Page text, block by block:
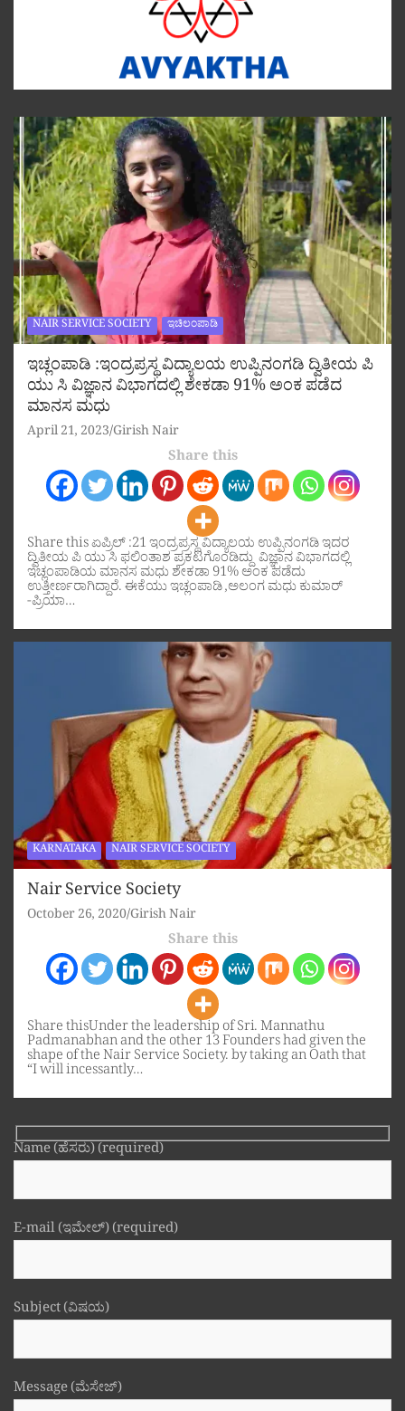
NAIR SERVICE SOCIETY ಇಚಿಲಂಪಾಡಿ
ಇಚ್ಲಂಪಾಡಿ :ಇಂದ್ರಪ್ರಸ್ಥ ವಿದ್ಯಾಲಯ ಉಪ್ಪಿನಂಗಡಿ ದ್ವಿತೀಯ ಪಿ
ಯು ಸಿ ವಿಜ್ಞಾನ ವಿಭಾಗದಲ್ಲಿ ಶೇಕಡಾ 91% ಅಂಕ ಪಡೆದ
ಮಾನಸ ಮಧು
April 21, 2023 Girish Nair
Share this
Share this ಏಪ್ರಿಲ್ :21 ಇಂದ್ರಪ್ರಸ್ಥ ವಿದ್ಯಾಲಯ ಉಪ್ಪಿನಂಗಡಿ ಇದರ
ದ್ವಿತೀಯ ಪಿ ಯು ಸಿ ಫಲಿಂತಾಶ ಪ್ರಕಟಗೊಂಡಿದ್ದು ವಿಜ್ಞಾನ ವಿಭಾಗದಲ್ಲಿ
ಇಚ್ಲಂಪಾಡಿಯ ಮಾನಸ ಮಧು ಶೇಕಡಾ 91% ಅಂಕ ಪಡೆದು
ಉತ್ತೀರ್ಣರಾಗಿದ್ದಾರೆ. ಈಕೆಯು ಇಚ್ಲಂಪಾಡಿ ,ಅಲಂಗ ಮಧು ಕುಮಾರ್
-ಪ್ರಿಯಾ…
KARNATAKA NAIR SERVICE SOCIETY
Nair Service Society
October 26, 2020 Girish Nair
Share this
Share thisUnder the leadership of Sri. Mannathu
Padmanabhan and the other 13 Founders had given the
shape of the Nair Service Society. by taking an Oath that
“I will incessantly…
Name (ಹೆಸರು) (required)
E-mail (ಇಮೇಲ್) (required)
Subject (ವಿಷಯ)
Message (ಮೆಸೇಜ್)